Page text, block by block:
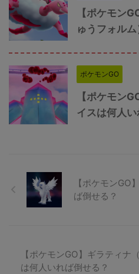
【ポケモン
ゅうフォル
ポケモンGO
【ポケモン
イスは何人い
【ポケモンGO
ば倒せる？
【ポケモンGO】ギラティナ
は何人いれば倒せる？